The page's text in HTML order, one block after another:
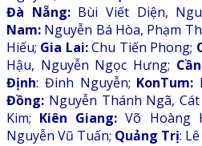
Đà Nẵng:Bùi Viết Diện,
Nam: Nguyễn Bá Hòa, Phạm
Hiếu; Gia Lai:Chu Tiến Phong;
Hậu, Nguyễn Ngọc Hưng;
Định: Đinh Nguyễn; KonTum:
Đồng: Nguyễn Thánh Ngã,
Kim; Kiên Giang: Võ Hoàng
Nguyễn Vũ Tuấn; Quảng Trị: